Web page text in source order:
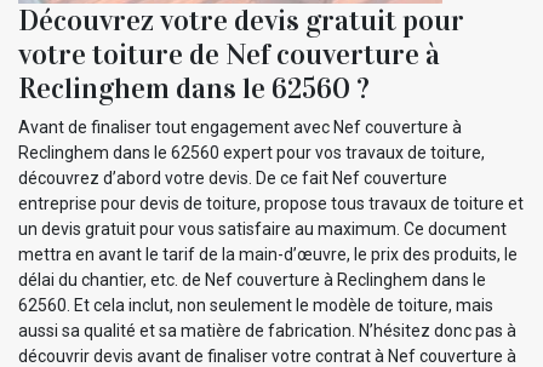
Découvrez votre devis gratuit pour
votre toiture de Nef couverture à
Reclinghem dans le 62560 ?
Avant de finaliser tout engagement avec Nef couverture à
Reclinghem dans le 62560 expert pour vos travaux de toiture,
découvrez d’abord votre devis. De ce fait Nef couverture
entreprise pour devis de toiture, propose tous travaux de toiture et
un devis gratuit pour vous satisfaire au maximum. Ce document
mettra en avant le tarif de la main-d’œuvre, le prix des produits, le
délai du chantier, etc. de Nef couverture à Reclinghem dans le
62560. Et cela inclut, non seulement le modèle de toiture, mais
aussi sa qualité et sa matière de fabrication. N’hésitez donc pas à
découvrir devis avant de finaliser votre contrat à Nef couverture à